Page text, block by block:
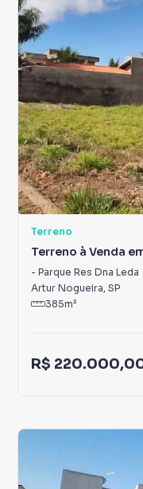
Terreno
Terreno à Venda
- Parque Res Dna Leda
Artur Nogueira, SP
385m²
R$